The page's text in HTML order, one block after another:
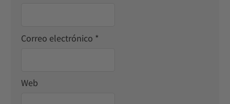
Correo electrónico *
Web